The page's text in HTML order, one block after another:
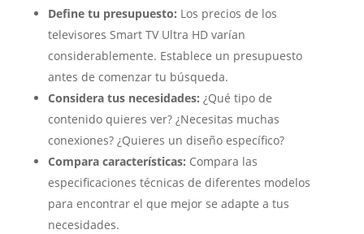
Define tu presupuesto: Los precios de los
televisores Smart TV Ultra HD varían
considerablemente. Establece un presupuesto
antes de comenzar tu búsqueda.
Considera tus necesidades: ¿Qué tipo de
contenido quieres ver? ¿Necesitas muchas
conexiones? ¿Quieres un diseño específico?
Compara características: Compara las
especificaciones técnicas de diferentes modelos
para encontrar el que mejor se adapte a tus
necesidades.